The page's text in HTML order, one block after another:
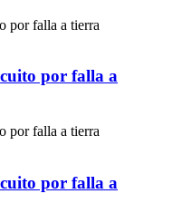
por falla a
por falla a